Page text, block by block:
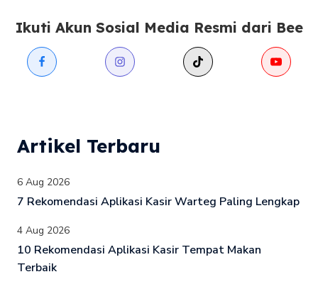
Ikuti Akun Sosial Media Resmi dari Bee
Artikel Terbaru
6 Aug 2026
7 Rekomendasi Aplikasi Kasir Warteg Paling Lengkap
4 Aug 2026
10 Rekomendasi Aplikasi Kasir Tempat Makan
Terbaik